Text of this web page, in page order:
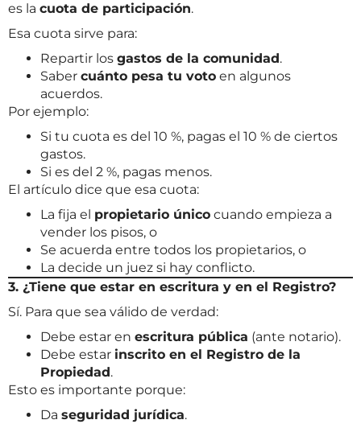
es la cuota de participación.
Esa cuota sirve para:
Repartir los gastos de la comunidad.
Saber cuánto pesa tu voto en algunos
acuerdos.
Por ejemplo:
Si tu cuota es del 10 %, pagas el 10 % de ciertos
gastos.
Si es del 2 %, pagas menos.
El artículo dice que esa cuota:
La fija el propietario único cuando empieza a
vender los pisos, o
Se acuerda entre todos los propietarios, o
La decide un juez si hay conflicto.
3. ¿Tiene que estar en escritura y en el Registro?
Sí. Para que sea válido de verdad:
Debe estar en escritura pública (ante notario).
Debe estar inscrito en el Registro de la
Propiedad.
Esto es importante porque:
Da seguridad jurídica.